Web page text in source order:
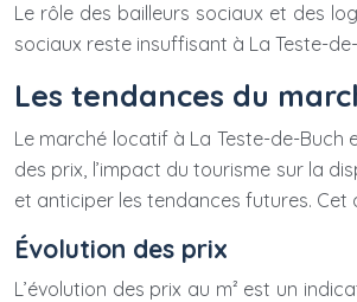
Le rôle des bailleurs sociaux et des
sociaux reste insuffisant à La Teste-
Les tendances du
Le marché locatif à La Teste-de-Buch
des prix, l’impact du tourisme sur la
et anticiper les tendances futures.
Évolution des prix
L’évolution des prix au m² est un